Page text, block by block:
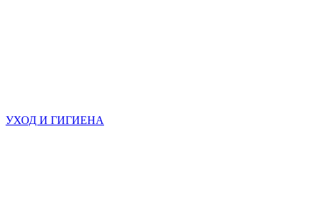
УХОД И ГИГИЕНА